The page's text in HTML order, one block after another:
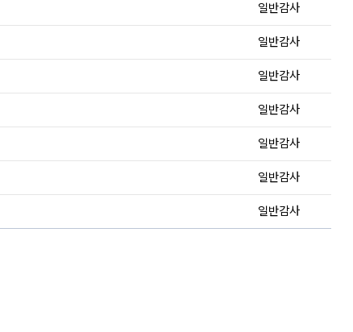
일반감사
일반감사
일반감사
일반감사
일반감사
일반감사
일반감사